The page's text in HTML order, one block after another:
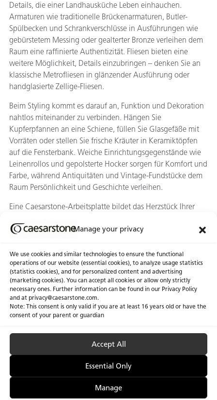
Manage your privacy
We use cookies and similar technologies to ensure the functional
operations of our website (essential cookies), to analyze usage statistics
(statistics cookies), and for personalized content and advertising
(marketing cookies). You can accept all cookies or allow only strictly
necessary ones. Further information can be found in our Privacy Policy
and at privacy@caesarstone.com.
Note: This consent is only valid if you are at least 16 years old or have the
consent of your parent or guardian
Accept All
Essential Only
Manage
Details, die einer Landhausküche Leben einhauchen.
Armaturen wie traditionelle Brückenarmaturen, Butler-
Spülbecken und Schrankverschlüsse in Ausführungen wie
gebürstetem Messing oder gealterter Bronze verleihen dem
Raum eine raffinierte Authentizität. Fliesen bieten eine
weitere Möglichkeit, Details einzubringen – denken Sie an
klassische Metrofliesen in glänzender Ausführung oder
handglasierte Zellige-Fliesen.
Beim Styling kommt es darauf an, Funktion und Dekoration
nahtlos miteinander zu verbinden. Hängen Sie
Kupferpfannen an eine Schiene, füllen Sie Glasgefäße mit
Vorräten oder stellen Sie frische Kräuter in Keramiktöpfen
auf die Fensterbank. Weiche Einrichtungsgegenstände wie
Leinenrollos und gepolsterte Hocker sorgen für Komfort und
Farbe, während Antiquitäten und Vintage-Fundstücke dem
Raum Persönlichkeit und Geschichte verleihen.
Eine Caesarstone-Arbeitsplatte bildet das Herzstück Ihrer
miteinander. Ob als Hauptarbeitsfläche, auf der Insel oder
Oberfläche unterstreicht den ruhigen Luxus, der Wärme und
Charakter in Ihre Landhausküche bringt. Entdecken Sie
unser vielfältiges Sortiment an hochwertigen Arbeitsplatten
in einemunserer zahlreichen Ausstellungsräume!
Datenschutzrichtlinie und Nutzungsbedingungen Impressum